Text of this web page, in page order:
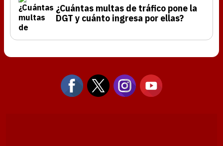
¿Cuántas multas de tráfico pone la
DGT y cuánto ingresa por ellas?